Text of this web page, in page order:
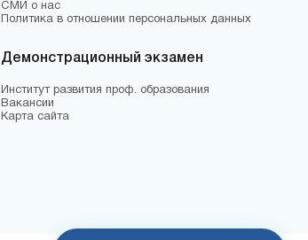
СМИ о нас
Политика в отношении персональных данных
Демонстрационный экзамен
Институт развития проф. образования
Вакансии
Карта сайта